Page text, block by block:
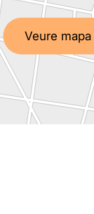
Veure mapa